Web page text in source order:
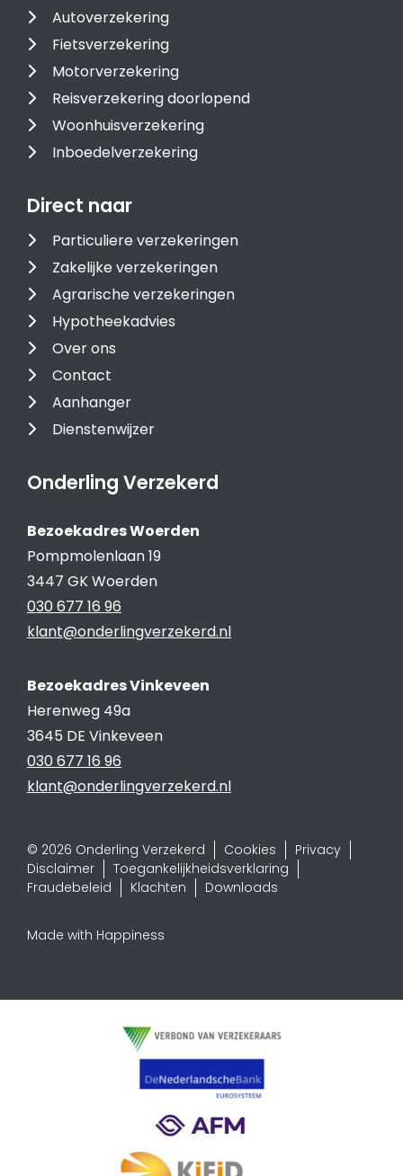
Autoverzekering
Fietsverzekering
Motorverzekering
Reisverzekering doorlopend
Woonhuisverzekering
Inboedelverzekering
Direct naar
Particuliere verzekeringen
Zakelijke verzekeringen
Agrarische verzekeringen
Hypotheekadvies
Over ons
Contact
Aanhanger
Dienstenwijzer
Onderling Verzekerd
Bezoekadres Woerden
Pompmolenlaan 19
3447 GK Woerden
030 677 16 96
klant@onderlingverzekerd.nl
Bezoekadres Vinkeveen
Herenweg 49a
3645 DE Vinkeveen
030 677 16 96
klant@onderlingverzekerd.nl
© 2026 Onderling Verzekerd Cookies
Privacy
Disclaimer
Toegankelijkheidsverklaring
Fraudebeleid
Klachten Downloads
Made with Happiness